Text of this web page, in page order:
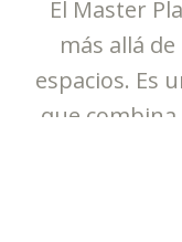
El Master
más allá
espacios. Es
que